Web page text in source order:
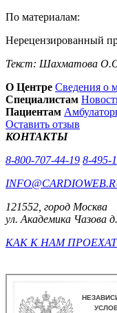
По материалам:
Нерецензированный
Текст: Шахматова
О Центре Сведения о
Специалистам
Пациентам
Оставить отзыв
КОНТАКТЫ
8-800-707-44-19 8-495-
121552, город Москва
ул. Академика Чазова
КАК К НАМ